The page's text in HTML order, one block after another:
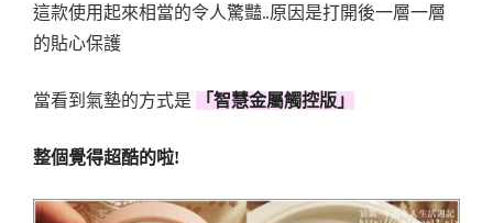
這款使用起來相當的令人驚豔..原因是打開後一層一層
的貼心保護
當看到氣墊的方式是 「智慧金屬觸控版」
整個覺得超酷的啦!